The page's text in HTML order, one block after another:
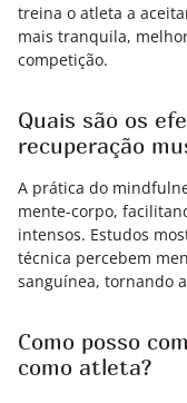
treina o atleta a
mais tranquila,
competição.
Quais são os
recuperação
A prática do
mente-corpo,
intensos. Estudos
técnica percebem
sanguínea, tornando
Como posso
como atleta?